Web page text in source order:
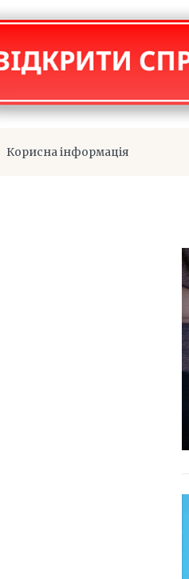
Корисна інформація